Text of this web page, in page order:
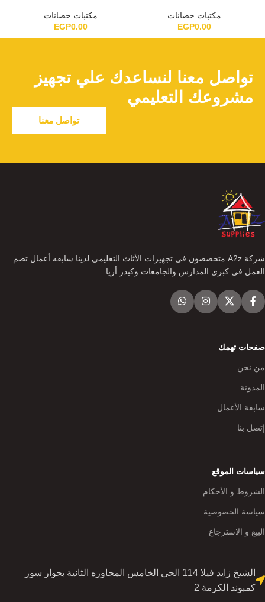
مكتبات حضانات
EGP0.00
مكتبات حضانات
EGP0.00
تواصل معنا لنساعدك علي تجهيز
مشروعك التعليمي
تواصل معنا
شركة A2z متخصصون فى تجهيزات الأثاث التعليمى لدينا سابقه أعمال تضم
العمل فى كبرى المدارس والجامعات وكيدز أريا .
صفحات تهمك
من نحن
المدونة
سابقة الأعمال
إتصل بنا
سياسات الموقع
الشروط و الأحكام
سياسة الخصوصية
البيع و الاسترجاع
الشيخ زايد فيلا 114 الحى الخامس المجاوره الثانية بجوار سور
كمبوند الكرمة 2